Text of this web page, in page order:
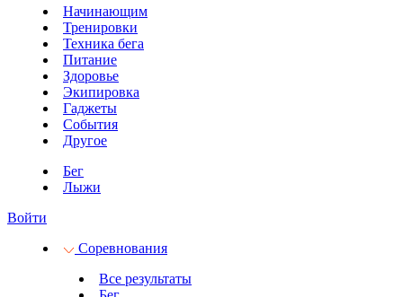
Начинающим
Тренировки
Техника бега
Питание
Здоровье
Экипировка
Гаджеты
События
Другое
Бег
Лыжи
Войти
Соревнования
Все результаты